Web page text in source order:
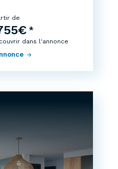
de
*
dans l'annonce